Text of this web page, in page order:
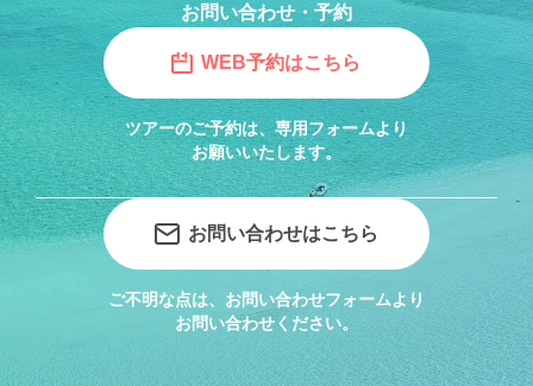
お問い合わせ・予約
WEB予約はこちら
ツアーのご予約は、専用フォームより
お願いいたします。
お問い合わせはこちら
ご不明な点は、お問い合わせフォームより
お問い合わせください。